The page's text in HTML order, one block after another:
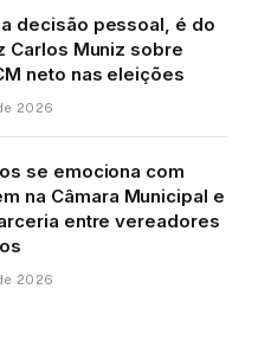
decisão pessoal, é do
Carlos Muniz sobre
neto nas eleições
2026
se emociona com
na Câmara Municipal e
entre vereadores
2026